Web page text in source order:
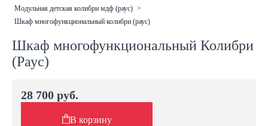
модульная детская колибри мдф (раус) >
шкаф многофункциональный колибри (раус)
Шкаф многофункциональный Колибри
(Раус)
28 700 руб.
В корзину